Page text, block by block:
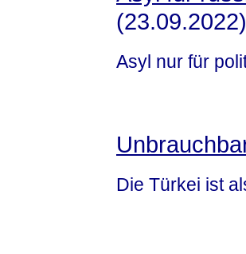
(23.09.2022)
Asyl nur für
Die Türkei ist